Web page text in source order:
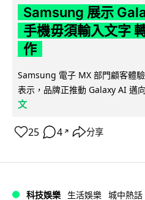
Samsung 展示
手機毋須輸入文字
作
Samsung 電子 MX 部門顧客體
表示，品牌正推動 Galaxy AI 邁
文
25 4 ↗ 分享
科技娛樂 生活娛樂 城中熱話